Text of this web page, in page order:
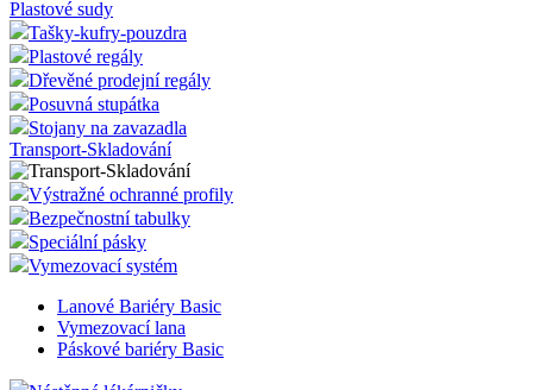
Promostolky - Pulty
Podlahové značení
Klecové vozíky a rollkontejnery
Výstražné ochranné profily
Dřevěné boxy
Plastové sudy
Tašky-kufry-pouzdra
Plastové regály
Dřevěné prodejní regály
Posuvná stupátka
Transport-Skladování
Výstražné ochranné profily